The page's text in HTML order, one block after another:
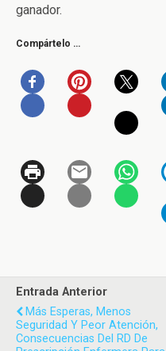
ganador.
Compártelo …
Entrada Anterior
Más Esperas, Menos
Seguridad Y Peor Atención,
Consecuencias Del RD De